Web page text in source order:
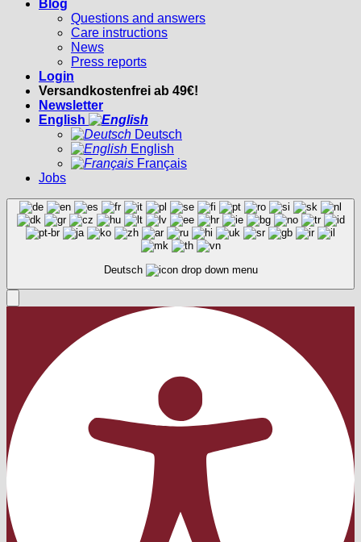
Blog
Questions and answers
Care instructions
News
Press reports
Login
Versandkostenfrei ab 49€!
Newsletter
English
Deutsch
English
Français
Jobs
Deutsch